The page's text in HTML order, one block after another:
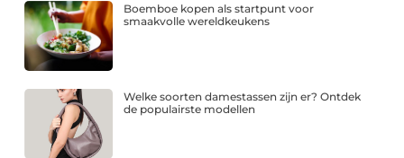
Boemboe kopen als startpunt voor
smaakvolle wereldkeukens
Welke soorten damestassen zijn er? Ontdek
de populairste modellen